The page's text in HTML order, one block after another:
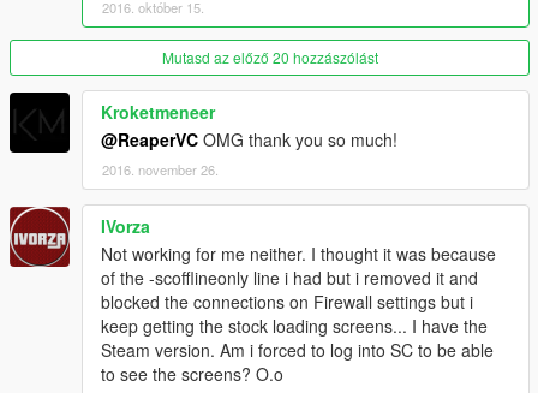
2016. október 15.
Mutasd az előző 20 hozzászólást
Kroketmeneer
@ReaperVC OMG thank you so much!
2016. november 26.
IVorza
Not working for me neither. I thought it was because
of the -scofflineonly line i had but i removed it and
blocked the connections on Firewall settings but i
keep getting the stock loading screens... I have the
Steam version. Am i forced to log into SC to be able
to see the screens? O.o